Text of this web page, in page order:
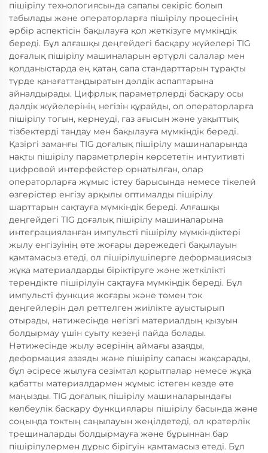
пішірілу технологиясында сапалы секіріс болып
табылады және операторларға пішірілу процесінің
әрбір аспектісін бақылауға қол жеткізуге мүмкіндік
береді. Бұл алғашқы деңгейдегі басқару жүйелері TIG
доғалық пішірілу машиналарын әртүрлі салалар мен
қолданыстарда ең қатаң сапа стандарттарын тұрақты
түрде қанағаттандыратын дәлдік аспаптарына
айналдырады. Цифрлық параметрлерді басқару осы
дәлдік жүйелерінің негізін құрайды, ол операторларға
пішірілу тогын, кернеуді, газ ағысын және уақыттық
тізбектерді таңдау мен бақылауға мүмкіндік береді.
Қазіргі заманғы TIG доғалық пішірілу машиналарында
нақты пішірілу параметрлерін көрсететін интуитивті
цифровой интерфейстер орнатылған, олар
операторларға жұмыс істеу барысында немесе тікелей
өзгерістер енгізу арқылы оптималды пішірілу
шарттарын сақтауға мүмкіндік береді. Алғашқы
деңгейдегі TIG доғалық пішірілу машиналарына
интеграцияланған импульсті пішірілу мүмкіндіктері
жылу енгізуінің өте жоғары дәрежедегі бақылауын
қамтамасыз етеді, ол пішірілушілерге деформациясыз
жұқа материалдарды біріктіруге және жеткілікті
тереңдікте пішірілуін сақтауға мүмкіндік береді. Бұл
импульсті функция жоғары және төмен ток
деңгейлерін дәл реттелген жиілікте ауыстырып
отырады, нәтижесінде негізгі материалдың қызуын
болдырмау үшін суыту кезеңі пайда болады.
Нәтижесінде жылу әсерінің аймағы азаяды,
деформация азаяды және пішірілу сапасы жақсарады,
бұл әсіресе жылуға сезімтал қорытпалар немесе жұқа
қабатты материалдармен жұмыс істеген кезде өте
маңызды. TIG доғалық пішірілу машиналарындағы
көлбеулік басқару функциялары пішірілу басында және
соңында токтың саңылауын жеңілдетеді, ол кратерлік
трещиналарды болдырмауға және бұрыннан бар
пішірілулермен дұрыс бірігуін қамтамасыз етеді. Бұл